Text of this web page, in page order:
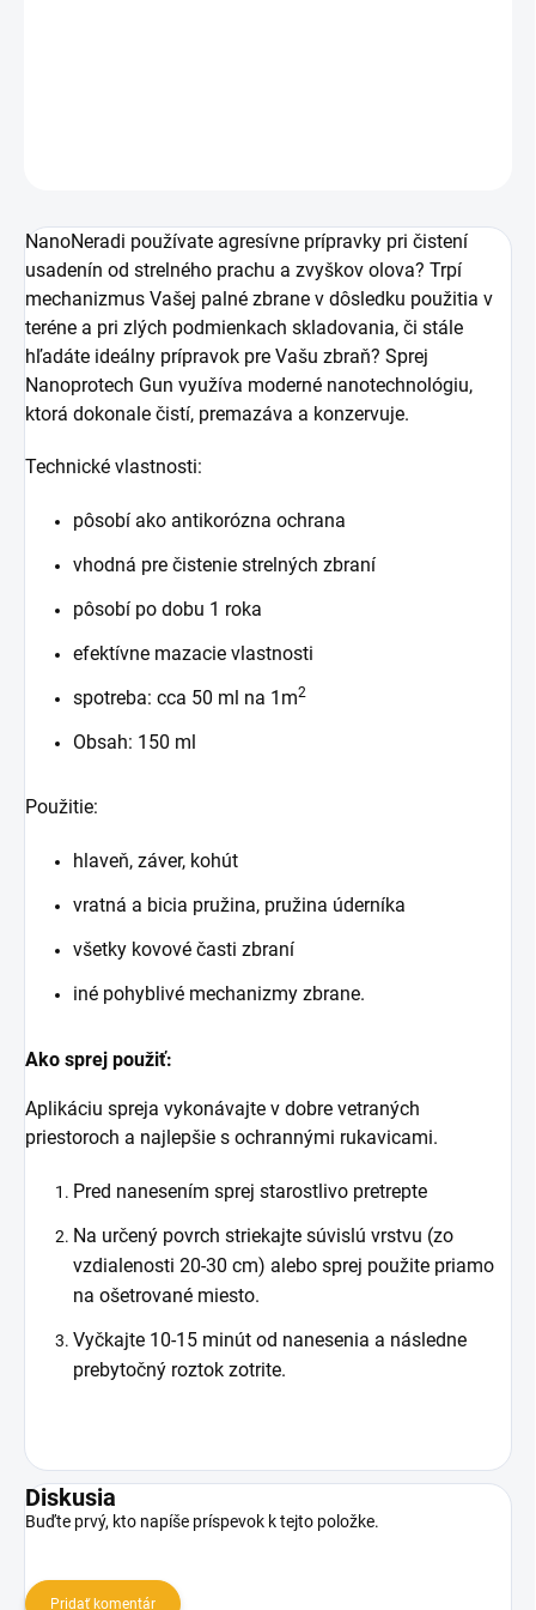
NanoNeradi používate agresívne prípravky pri čistení
usadenín od strelného prachu a zvyškov olova? Trpí
mechanizmus Vašej palné zbrane v dôsledku použitia v
teréne a pri zlých podmienkach skladovania, či stále
hľadáte ideálny prípravok pre Vašu zbraň? Sprej
Nanoprotech Gun využíva moderné nanotechnológiu,
ktorá dokonale čistí, premazáva a konzervuje.
Technické vlastnosti:
pôsobí ako antikorózna ochrana
vhodná pre čistenie strelných zbraní
pôsobí po dobu 1 roka
efektívne mazacie vlastnosti
spotreba: cca 50 ml na 1m2
Obsah: 150 ml
Použitie:
hlaveň, záver, kohút
vratná a bicia pružina, pružina úderníka
všetky kovové časti zbraní
iné pohyblivé mechanizmy zbrane.
Ako sprej použiť:
Aplikáciu spreja vykonávajte v dobre vetraných
priestoroch a najlepšie s ochrannými rukavicami.
Pred nanesením sprej starostlivo pretrepte
Na určený povrch striekajte súvislú vrstvu (zo
vzdialenosti 20-30 cm) alebo sprej použite priamo
na ošetrované miesto.
Vyčkajte 10-15 minút od nanesenia a následne
prebytočný roztok zotrite.
Diskusia
Buďte prvý, kto napíše príspevok k tejto položke.
Pridať komentár